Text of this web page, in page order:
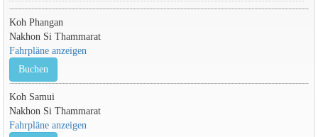
Koh Phangan
Nakhon Si Thammarat
Fahrpläne anzeigen
Buchen
Koh Samui
Nakhon Si Thammarat
Fahrpläne anzeigen